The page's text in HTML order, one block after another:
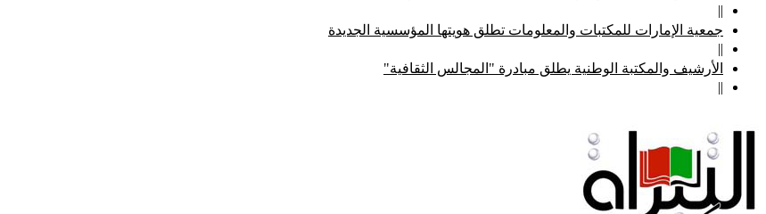
||
جمعية الإمارات للمكتبات والمعلومات تطلق هويتها المؤسسية الجديدة
||
الأرشيف والمكتبة الوطنية يطلق مبادرة "المجالس الثقافية"
||